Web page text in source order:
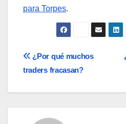
para Torpes.
Navegación
¿Por qué muchos
traders fracasan?